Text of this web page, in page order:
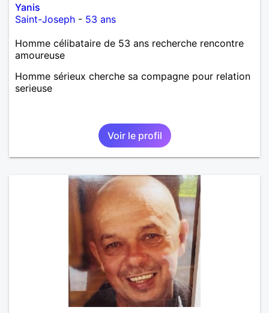
Yanis
Saint-Joseph - 53 ans
Homme célibataire de 53 ans recherche rencontre
amoureuse
Homme sérieux cherche sa compagne pour relation
serieuse
Voir le profil